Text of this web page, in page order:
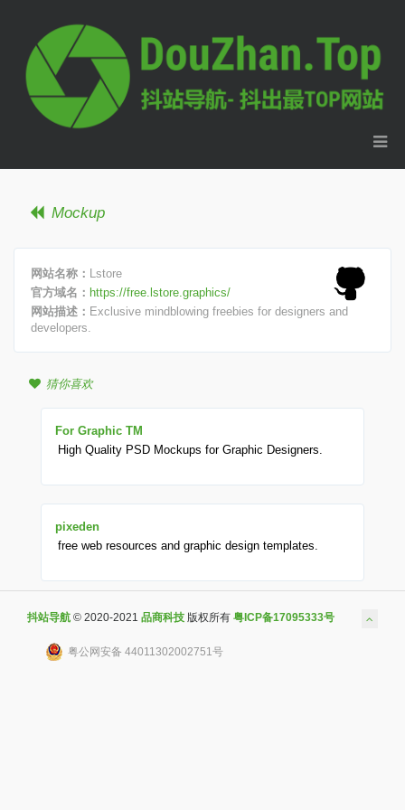
Mockup
网站名称： Lstore
官方域名： https://free.lstore.graphics/
网站描述： Exclusive mindblowing freebies for designers and
developers.
猜你喜欢
For Graphic TM
High Quality PSD Mockups for Graphic Designers.
pixeden
free web resources and graphic design templates.
抖站导航 © 2020-2021 品商科技 版权所有 粤ICP备17095333号
粤公网安备 44011302002751号